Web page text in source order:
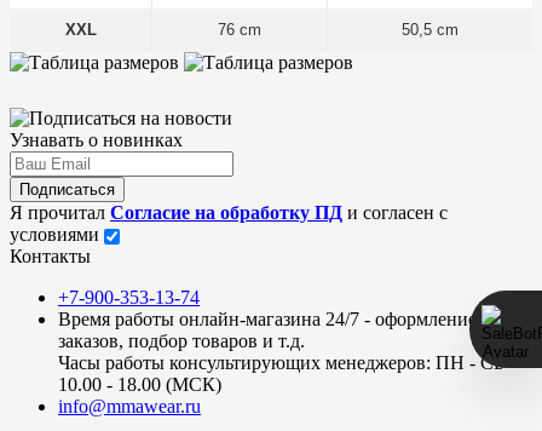
XXL 76 cm 50,5 cm
Узнавать о новинках
Подписаться
Я прочитал Согласие на обработку ПД и согласен с
условиями
Контакты
+7-900-353-13-74
Время работы онлайн-магазина 24/7 - оформление
заказов, подбор товаров и т.д.
Часы работы консультирующих менеджеров: ПН - СБ
10.00 - 18.00 (МСК)
info@mmawear.ru